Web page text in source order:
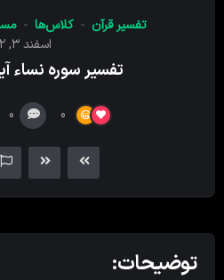
تفسیر قرآن کلاس‌ها
اسفند ۳, ۱۴۰۲
تفسیر سوره نساء آیه ۴۳ و
0
0
توضیحات: